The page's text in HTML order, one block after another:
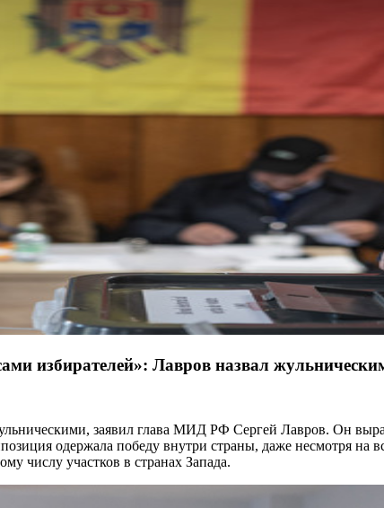
избирателей»: Лавров назвал
заявил глава МИД РФ Сергей Лавров. Он
одержала победу внутри страны, даже несмотря
числу участков в странах Запада.